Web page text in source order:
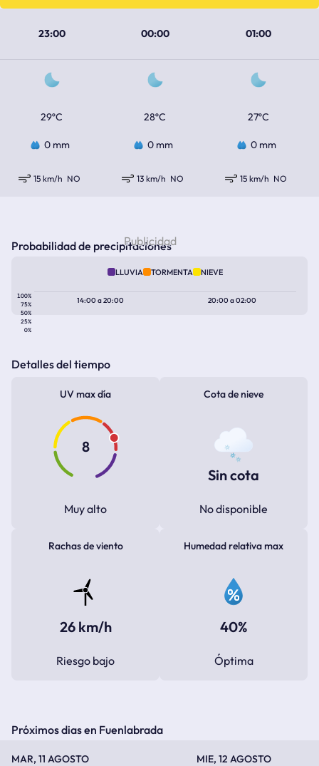
23:00 00:00 01:00
29ºC 28ºC 27ºC
0 mm 0 mm 0 mm
15 km/h NO 13 km/h NO 15 km/h NO
Probabilidad de precipitaciones
LLUVIA TORMENTA NIEVE
100%
75%
50%
25%
0%
14:00a20:00 20:00a02:00
Detalles del tiempo
UV max día
8
Muy alto
Cota de nieve
Sin cota
No disponible
Rachas de viento
26 km/h
Riesgo bajo
Humedad relativa max
40%
Óptima
Próximos dias en Fuenlabrada
MAR, 11 AGOSTO MIE, 12 AGOSTO